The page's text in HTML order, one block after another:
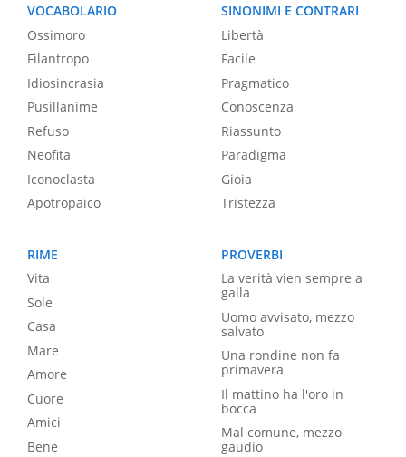
VOCABOLARIO
Ossimoro
Filantropo
Idiosincrasia
Pusillanime
Refuso
Neofita
Iconoclasta
Apotropaico
SINONIMI E CONTRARI
Libertà
Facile
Pragmatico
Conoscenza
Riassunto
Paradigma
Gioia
Tristezza
RIME
Vita
Sole
Casa
Mare
Amore
Cuore
Amici
Bene
PROVERBI
La verità vien sempre a
galla
Uomo avvisato, mezzo
salvato
Una rondine non fa
primavera
Il mattino ha l'oro in
bocca
Mal comune, mezzo
gaudio